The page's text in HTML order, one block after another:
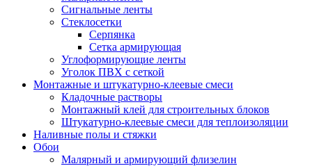
Сигнальные ленты
Стеклосетки
Серпянка
Сетка армирующая
Углоформирующие ленты
Уголок ПВХ с сеткой
Монтажные и штукатурно-клеевые смеси
Кладочные растворы
Монтажный клей для строительных блоков
Штукатурно-клеевые смеси для теплоизоляции
Наливные полы и стяжки
Обои
Малярный и армирующий флизелин